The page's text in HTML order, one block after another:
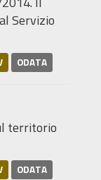
Servizio
ODATA
territorio
ODATA